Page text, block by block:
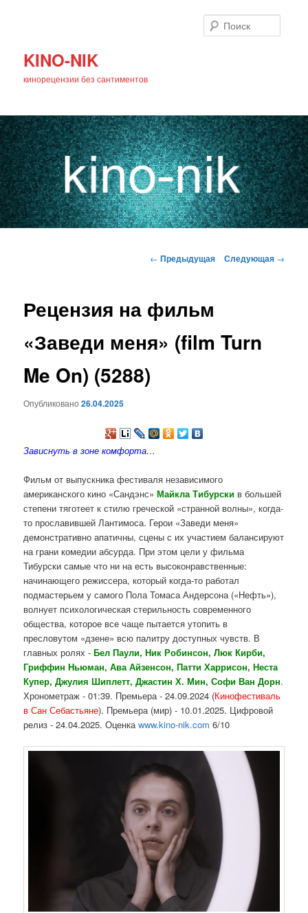
KINO-NIK
кинорецензии без сантиментов
основному
Навигация
← Предыдущая Следующая →
Рецензия на фильм
«Заведи меня» (film Turn
Me On) (5288)
Опубликовано26.04.2025
Зависнуть в зоне комфорта…
Фильм от выпускника фестиваля независимого
американского кино «Сандэнс»Майкла Тибурски в большей
степени тяготеет к стилю греческой «странной волны», когда-
то прославившей Лантимоса. Герои «Заведи меня»
демонстративно апатичны, сцены с их участием балансируют
на грани комедии абсурда. При этом цели у фильма
Тибурски самые что ни на есть высоконравственные:
начинающего режиссера, который когда-то работал
подмастерьем у самого Пола Томаса Андерсона («Нефть»),
волнует психологическая стерильность современного
общества, которое все чаще пытается утопить в
пресловутом «дзене» всю палитру доступных чувств. В
главных ролях -Бел Паули, Ник Робинсон, Люк Кирби,
Гриффин Ньюман, Ава Айзенсон, Патти Харрисон, Неста
Купер, Джулия Шиплетт, Джастин Х. Мин, Софи Ван Дорн.
Хронометраж - 01:39. Премьера - 24.09.2024 (Кинофестиваль
в Сан Себастьяне). Премьера (мир) - 10.01.2025. Цифровой
релиз - 24.04.2025. Оценкаwww.kino-nik.com 6/10